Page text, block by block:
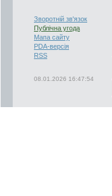
Зворотній зв'язок
Публічна угода
Мапа сайту
PDA-версія
RSS
08.01.2026 16:47:54